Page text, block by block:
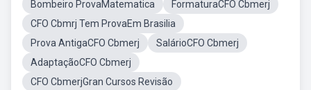
Bombeiro ProvaMatematica
FormaturaCFO Cbmerj
CFO Cbmrj Tem ProvaEm Brasilia
Prova AntigaCFO Cbmerj
SalárioCFO Cbmerj
AdaptaçãoCFO Cbmerj
CFO CbmerjGran Cursos Revisão